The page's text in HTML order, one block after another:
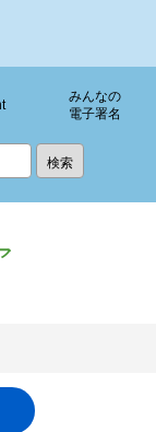
みんなの
電子署名